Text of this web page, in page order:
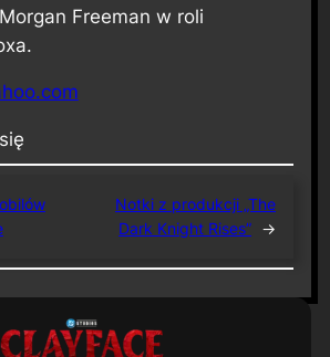
Morgan Freeman w roli
Notki z produkcji „The
Dark Knight Rises” →